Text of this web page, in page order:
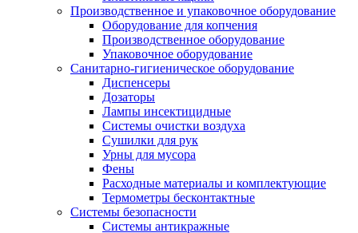
Производственное и упаковочное оборудование
Оборудование для копчения
Производственное оборудование
Упаковочное оборудование
Санитарно-гигиеническое оборудование
Диспенсеры
Дозаторы
Лампы инсектицидные
Системы очистки воздуха
Сушилки для рук
Урны для мусора
Фены
Расходные материалы и комплектующие
Термометры бесконтактные
Системы безопасности
Системы антикражные